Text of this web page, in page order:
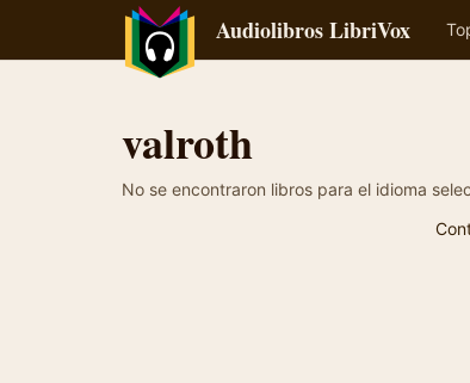
Audiolibros LibriVox
valroth
No se encontraron libros para el idioma